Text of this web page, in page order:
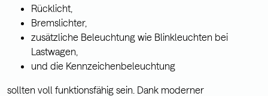
Rücklicht,
Bremslichter,
zusätzliche Beleuchtung wie Blinkleuchten bei
Lastwagen,
und die Kennzeichenbeleuchtung
sollten voll funktionsfähig sein. Dank moderner